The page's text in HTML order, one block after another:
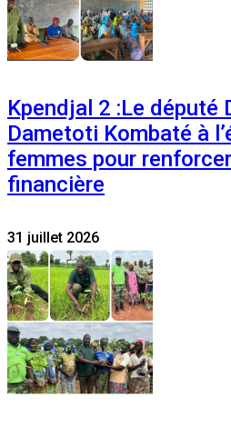
Kpendjal 2 :Le député
Dametoti Kombaté à
femmes pour
financière
31 juillet 2026